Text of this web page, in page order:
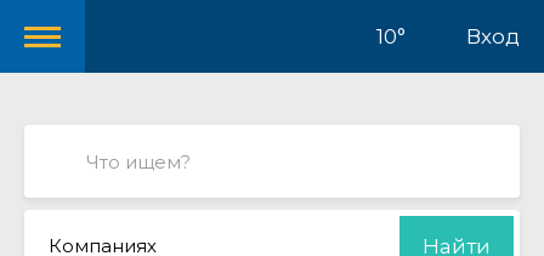
10° Вход
Компаниях Найти